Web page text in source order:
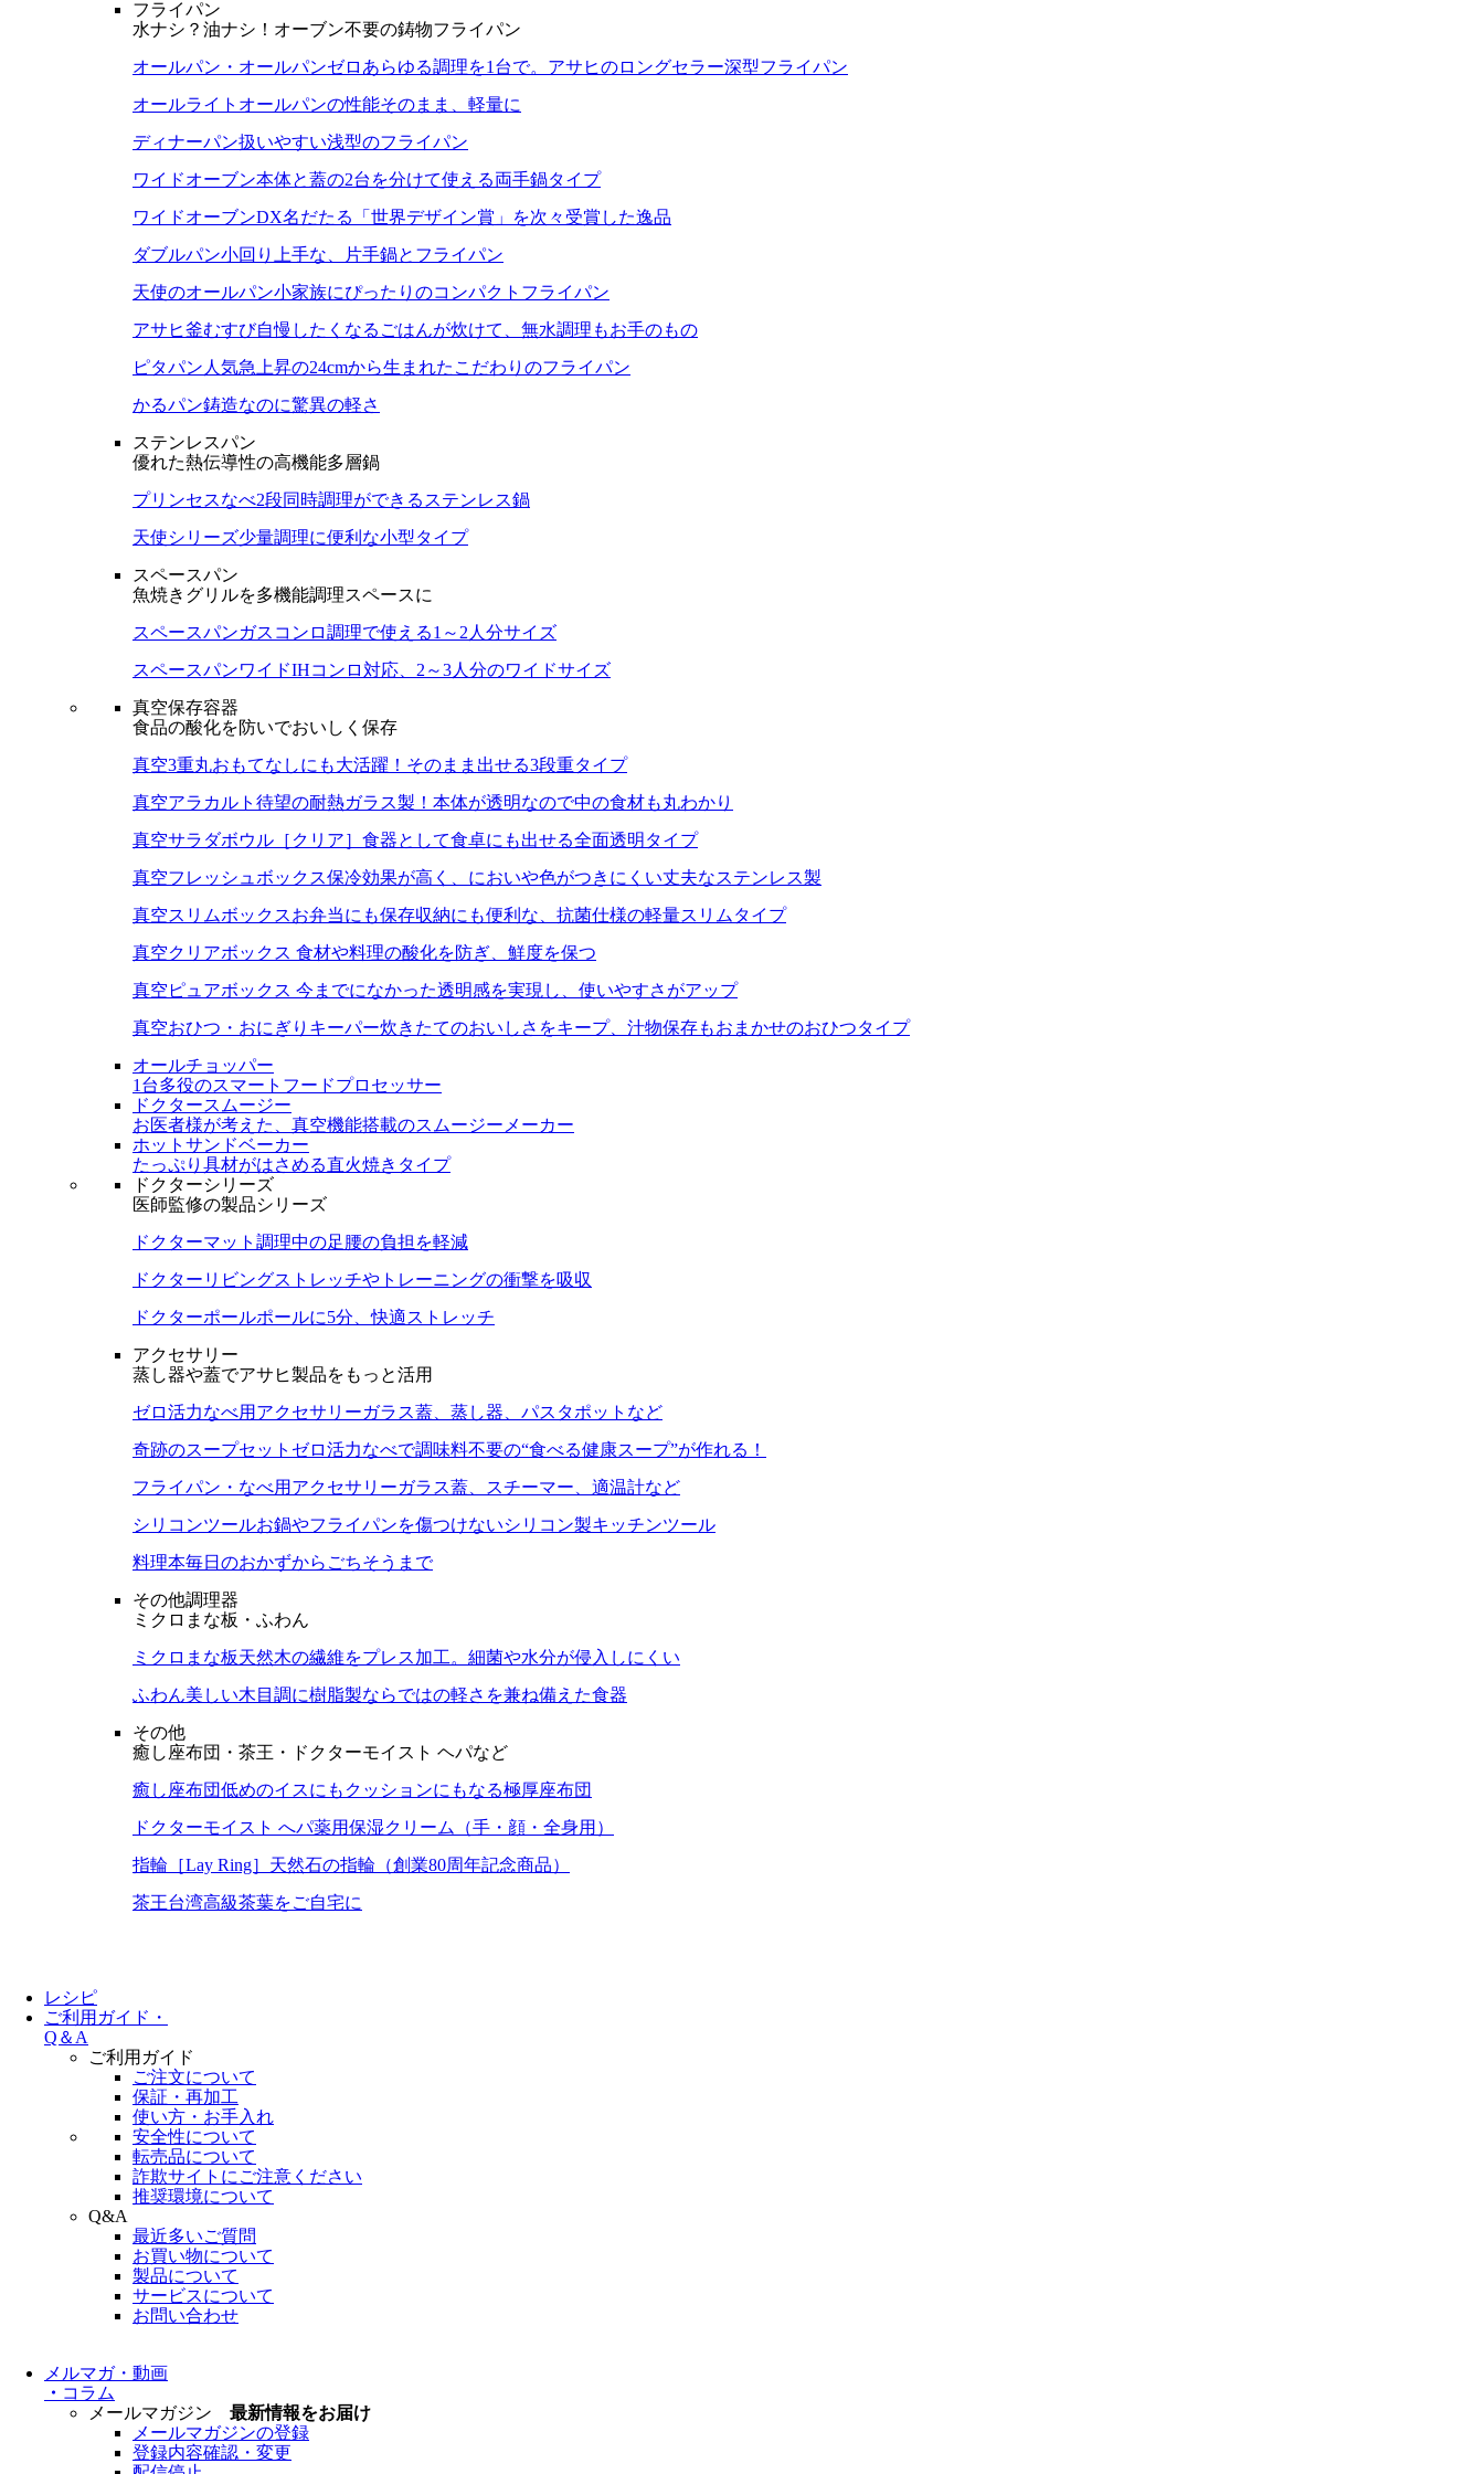
フライパン
水ナシ？油ナシ！オーブン不要の鋳物フライパン
オールパン・オールパンゼロ あらゆる調理を1台で。アサヒのロングセラー深型フライパン
オールライト オールパンの性能そのまま、軽量に
ディナーパン扱いやすい浅型のフライパン
ワイドオーブン本体と蓋の2台を分けて使える両手鍋タイプ
ワイドオーブンDX名だたる「世界デザイン賞」を次々受賞した逸品
ダブルパン小回り上手な、片手鍋とフライパン
天使のオールパン小家族にぴったりのコンパクトフライパン
アサヒ釜むすび自慢したくなるごはんが炊けて、無水調理もお手のもの
ピタパン 人気急上昇の24cmから生まれたこだわりのフライパン
かるパン鋳造なのに驚異の軽さ
ステンレスパン
優れた熱伝導性の高機能多層鍋
プリンセスなべ2段同時調理ができるステンレス鍋
天使シリーズ少量調理に便利な小型タイプ
スペースパン
魚焼きグリルを多機能調理スペースに
スペースパンガスコンロ調理で使える1～2人分サイズ
スペースパンワイドIHコンロ対応、2～3人分のワイドサイズ
真空保存容器
食品の酸化を防いでおいしく保存
真空3重丸おもてなしにも大活躍！そのまま出せる3段重タイプ
真空アラカルト 待望の耐熱ガラス製！本体が透明なので中の食材も丸わかり
真空サラダボウル［クリア］ 食器として食卓にも出せる全面透明タイプ
真空フレッシュボックス保冷効果が高く、においや色がつきにくい丈夫なステンレス製
真空スリムボックスお弁当にも保存収納にも便利な、抗菌仕様の軽量スリムタイプ
真空クリアボックス 食材や料理の酸化を防ぎ、鮮度を保つ
真空ピュアボックス 今までになかった透明感を実現し、使いやすさがアップ
真空おひつ・おにぎりキーパー炊きたてのおいしさをキープ、汁物保存もおまかせのおひつタイプ
オールチョッパー
1台多役のスマートフードプロセッサー
ドクタースムージー
お医者様が考えた、真空機能搭載のスムージーメーカー
ホットサンドベーカー
たっぷり具材がはさめる直火焼きタイプ
ドクターシリーズ
医師監修の製品シリーズ
ドクターマット 調理中の足腰の負担を軽減
ドクターリビングストレッチやトレーニングの衝撃を吸収
ドクターポールポールに5分、快適ストレッチ
アクセサリー
蒸し器や蓋でアサヒ製品をもっと活用
ゼロ活力なべ用アクセサリーガラス蓋、蒸し器、パスタポットなど
奇跡のスープセット ゼロ活力なべで調味料不要の“食べる健康スープ”が作れる！
フライパン・なべ用アクセサリーガラス蓋、スチーマー、適温計など
シリコンツールお鍋やフライパンを傷つけないシリコン製キッチンツール
料理本毎日のおかずからごちそうまで
その他調理器
ミクロまな板・ふわん
ミクロまな板天然木の繊維をプレス加工。細菌や水分が侵入しにくい
ふわん美しい木目調に樹脂製ならではの軽さを兼ね備えた食器
その他
癒し座布団・茶王・ドクターモイスト ヘパなど
癒し座布団低めのイスにもクッションにもなる極厚座布団
ドクターモイスト へパ薬用保湿クリーム（手・顔・全身用）
指輪［Lay Ring］ 天然石の指輪（創業80周年記念商品）
茶王台湾高級茶葉をご自宅に
レシピ
ご利用ガイド・
Q＆A
ご利用ガイド
ご注文について
保証・再加工
使い方・お手入れ
安全性について
転売品について
詐欺サイトにご注意ください
推奨環境について
Q&A
最近多いご質問
お買い物について
製品について
サービスについて
お問い合わせ
メルマガ・動画
・ コラム
メールマガジン 最新情報をお届け
メールマガジンの登録
登録内容確認・変更